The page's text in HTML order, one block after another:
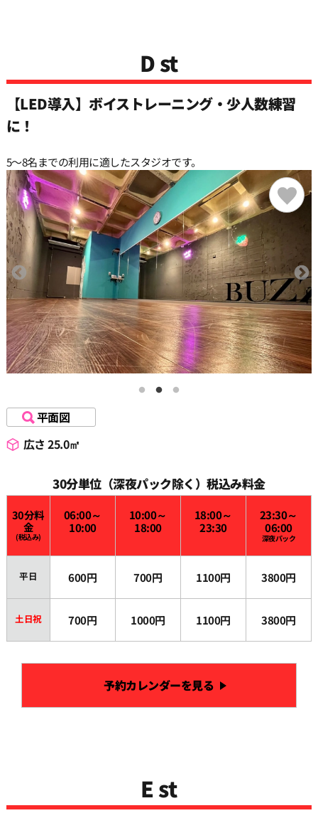
D st
【LED導入】ボイストレーニング・少人数練習
に！
5〜8名までの利用に適したスタジオです。
平面図
広さ 25.0㎡
30分単位（深夜パック除く）税込み料金
30分料
金
(税込み)
06:00～
10:00
10:00～
18:00
18:00～
23:30
23:30～
06:00
深夜パック
平日 600円 700円 1100円 3800円
土日祝 700円 1000円 1100円 3800円
予約カレンダーを見る
E st